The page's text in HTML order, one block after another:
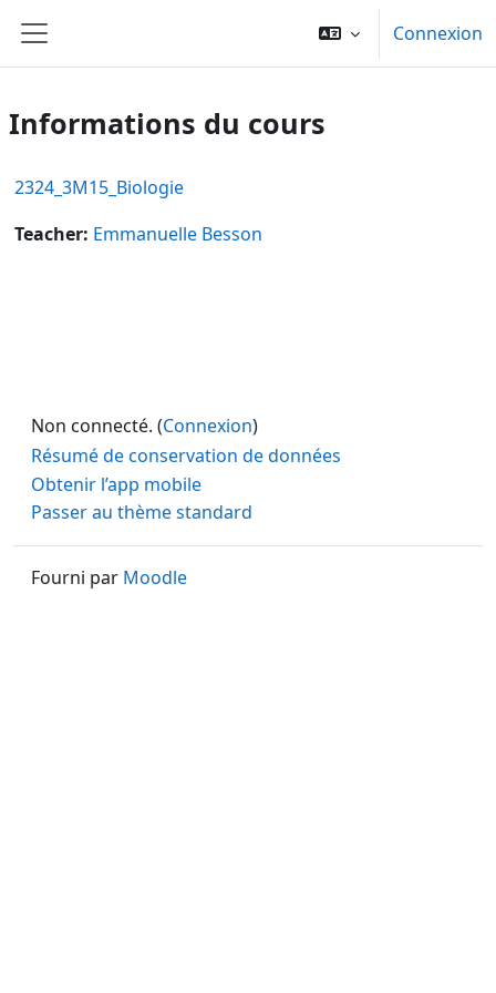
Panneau latéral
Connexion
Informations du cours
2324_3M15_Biologie
Teacher: Emmanuelle Besson
Non connecté. (Connexion)
Résumé de conservation de données
Obtenir l’app mobile
Passer au thème standard
Fourni par Moodle